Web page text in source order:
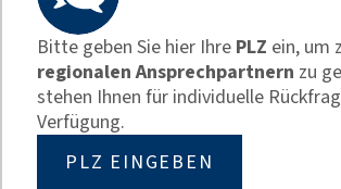
Bitte geben Sie hier Ihre PLZ ein, um
regionalen Ansprechpartnern zu
stehen Ihnen für individuelle
Verfügung.
PLZ EINGEBEN